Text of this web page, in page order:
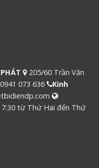
205/60 Trần Văn
0941 073 636
Kinh
từ Thứ Hai đến Thứ